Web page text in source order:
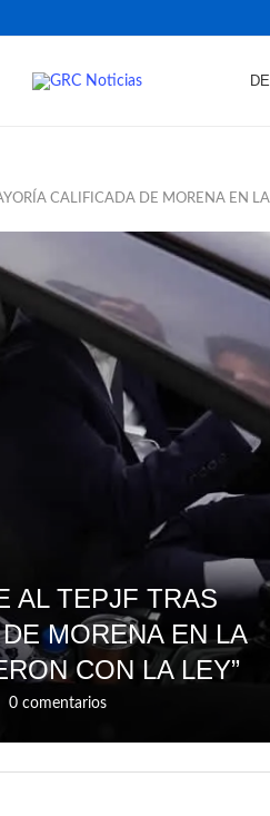
CALIFICADA DE MORENA EN
AL TEPJF TRAS
MORENA EN LA
CON LA LEY”
0 comentarios